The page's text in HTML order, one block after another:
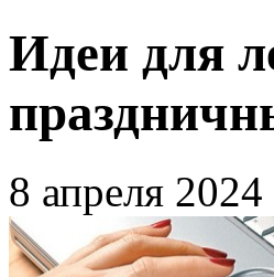
Идеи для
8 апреля 2024